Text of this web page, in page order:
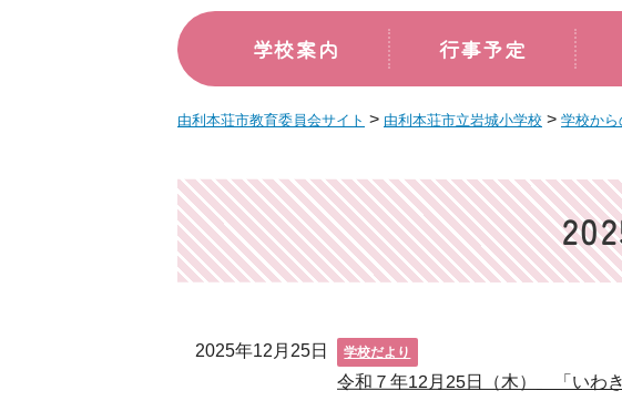
学校案内 行事予定
由利本荘市教育委員会サイト > 由利本荘市立岩城小学校 > 学校か
2025年12月25日 学校だより
令和７年12月25日（木） 「いわ